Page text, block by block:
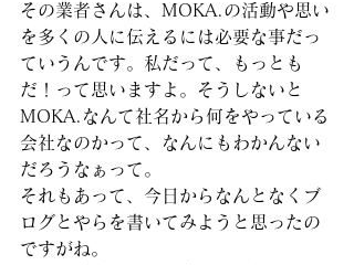
その業者さんは、MOKA.の活動や思い
を多くの人に伝えるには必要な事だっ
ていうんです。私だって、もっとも
だ！って思いますよ。そうしないと
MOKA.なんて社名から何をやっている
会社なのかって、なんにもわかんない
だろうなぁって。
それもあって、今日からなんとなくブ
ログとやらを書いてみようと思ったの
ですがね。